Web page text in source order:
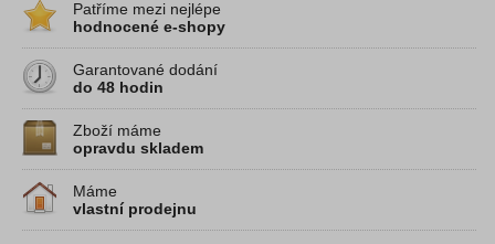
Patříme mezi nejlépe
hodnocené e-shopy
Garantované dodání
do 48 hodin
Zboží máme
opravdu skladem
Máme
vlastní prodejnu